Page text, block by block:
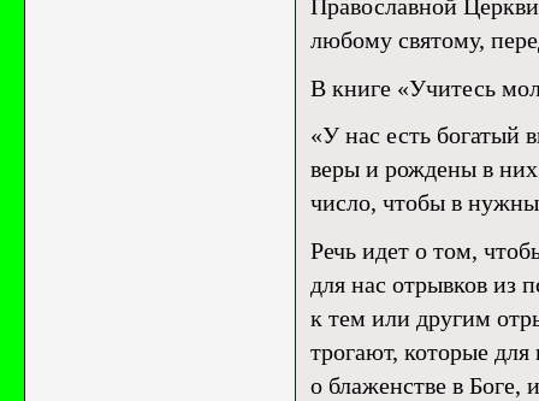
Православной
любому святому,
В книге «Учитесь
«У нас есть богатый
веры и рождены в
число, чтобы в
Речь идет о том,
для нас отрывков из
к тем или другим
трогают, которые
о блаженстве в Боге,